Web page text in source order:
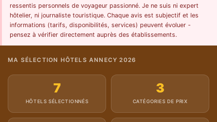
ressentis personnels de voyageur passionné. Je ne suis ni expert
hôtelier, ni journaliste touristique. Chaque avis est subjectif et les
informations (tarifs, disponibilités, services) peuvent évoluer -
pensez à vérifier directement auprès des établissements.
MA SÉLECTION HÔTELS ANNECY 2026
7
HÔTELS SÉLECTIONNÉS
3
CATÉGORIES DE PRIX